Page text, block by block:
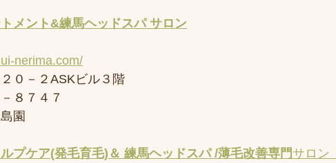
メント&練馬ヘッドスパ サロン
nerima.com/
０－２ASKビル３階
８７４７
園
プケア(発毛育毛)＆ 練馬ヘッドスパ /薄毛改善専門 サロン